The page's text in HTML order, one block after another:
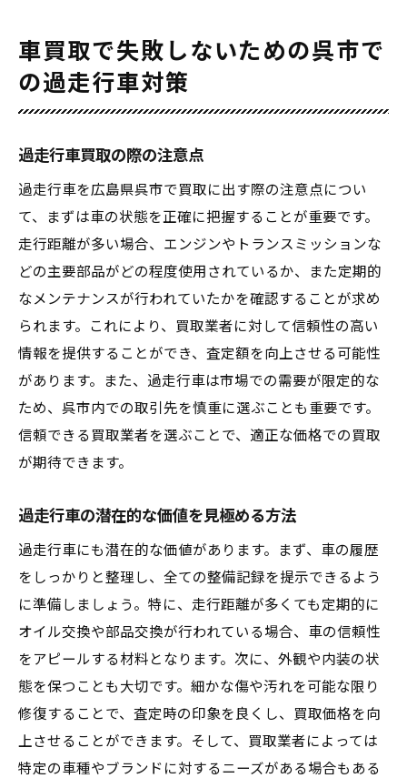
車買取で失敗しないための呉市で
の過走行車対策
過走行車買取の際の注意点
過走行車を広島県呉市で買取に出す際の注意点につい
て、まずは車の状態を正確に把握することが重要です。
走行距離が多い場合、エンジンやトランスミッションな
どの主要部品がどの程度使用されているか、また定期的
なメンテナンスが行われていたかを確認することが求め
られます。これにより、買取業者に対して信頼性の高い
情報を提供することができ、査定額を向上させる可能性
があります。また、過走行車は市場での需要が限定的な
ため、呉市内での取引先を慎重に選ぶことも重要です。
信頼できる買取業者を選ぶことで、適正な価格での買取
が期待できます。
過走行車の潜在的な価値を見極める方法
過走行車にも潜在的な価値があります。まず、車の履歴
をしっかりと整理し、全ての整備記録を提示できるよう
に準備しましょう。特に、走行距離が多くても定期的に
オイル交換や部品交換が行われている場合、車の信頼性
をアピールする材料となります。次に、外観や内装の状
態を保つことも大切です。細かな傷や汚れを可能な限り
修復することで、査定時の印象を良くし、買取価格を向
上させることができます。そして、買取業者によっては
特定の車種やブランドに対するニーズがある場合もある